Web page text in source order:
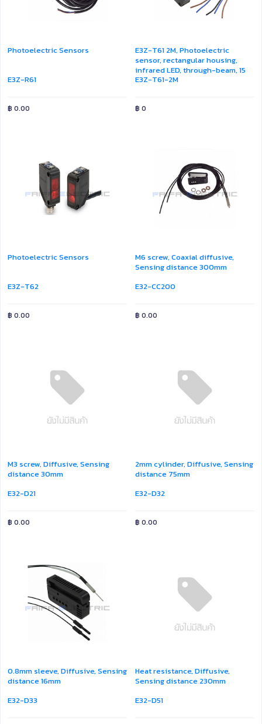
Photoelectric Sensors
E3Z-R61
฿ 0.00
E3Z-T61 2M, Photoelectric
sensor, rectangular housing,
infrared LED, through-beam, 15
m, NPN, Light-ON/Dark-ON, 2 m
E3Z-T61-2M
฿ 0
Photoelectric Sensors
E3Z-T62
฿ 0.00
M6 screw, Coaxial diffusive,
Sensing distance 300mm
E32-CC200
฿ 0.00
M3 screw, Diffusive, Sensing
distance 30mm
E32-D21
฿ 0.00
2mm cylinder, Diffusive, Sensing
distance 75mm
E32-D32
฿ 0.00
0.8mm sleeve, Diffusive, Sensing
distance 16mm
E32-D33
Heat resistance, Diffusive,
Sensing distance 230mm
E32-D51